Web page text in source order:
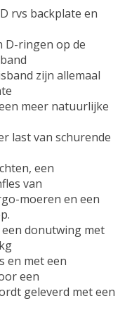
rvs backplate en
D-ringen op de
zijn allemaal
meer natuurlijke
last van schurende
een
van
moeren en een
donutwing met
en met een
een
geleverd met een